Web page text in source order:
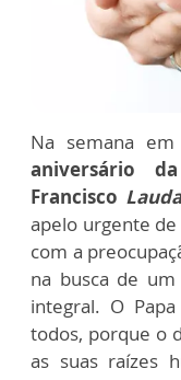
Na semana
aniversário
Francisco
apelo urgente
com a
na busca de
integral. O
todos, porque o
as suas raízes